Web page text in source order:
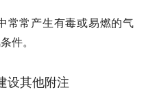
常常产生有毒或易燃的气
件。
设其他附注